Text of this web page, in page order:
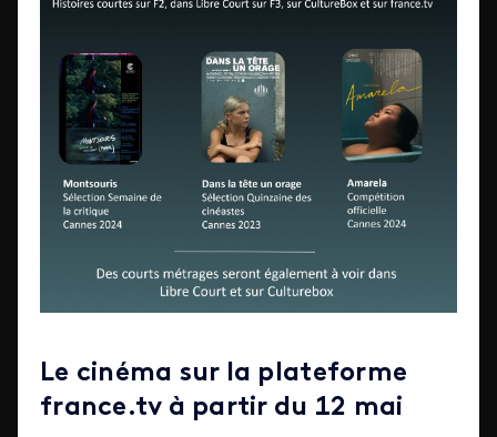
Le cinéma sur la plateforme
france.tv à partir du 12 mai